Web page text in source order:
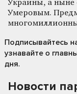
Украины, а ныне
Умеровым.
Подписывайтесь
узнавайте о
дня.
Новости